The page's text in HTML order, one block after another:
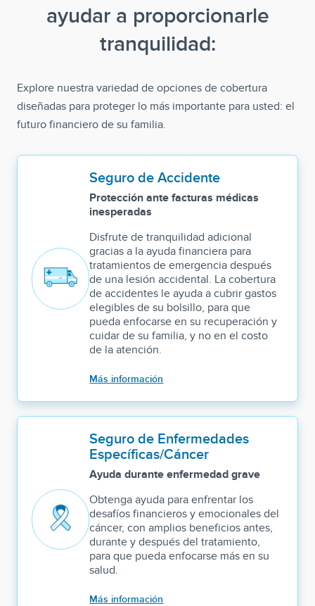
ayudar a proporcionarle
tranquilidad:
Explore nuestra variedad de opciones de cobertura
diseñadas para proteger lo más importante para usted: el
futuro financiero de su familia.
Seguro de Accidente
Protección ante facturas médicas
inesperadas
Disfrute de tranquilidad adicional
gracias a la ayuda financiera para
tratamientos de emergencia después
de una lesión accidental. La cobertura
de accidentes le ayuda a cubrir gastos
elegibles de su bolsillo, para que
pueda enfocarse en su recuperación y
cuidar de su familia, y no en el costo
de la atención.
Más información
Seguro de Enfermedades
Específicas/Cáncer
Ayuda durante enfermedad grave
Obtenga ayuda para enfrentar los
desafíos financieros y emocionales del
cáncer, con amplios beneficios antes,
durante y después del tratamiento,
para que pueda enfocarse más en su
salud.
Más información